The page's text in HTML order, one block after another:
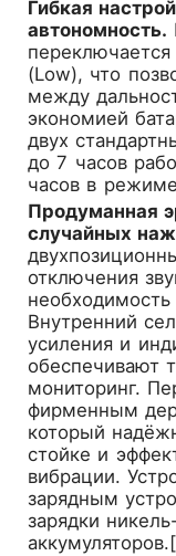
Гибкая
автономность.
(Low), что
между
экономией
двух
до 7 часов
часов в
Продуманная
случайных
отключения
Внутренний
усиления и
обеспечивают
мониторинг.
фирменным
который
стойке и
вибрации.
зарядным
зарядки